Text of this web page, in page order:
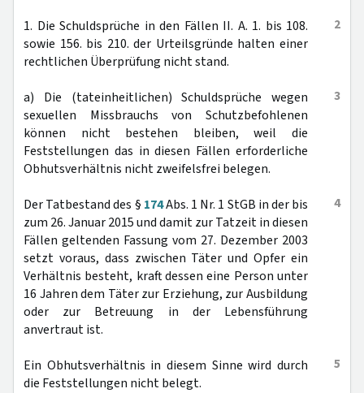
2
1. Die Schuldsprüche in den Fällen II. A. 1. bis 108.
sowie 156. bis 210. der Urteilsgründe halten einer
rechtlichen Überprüfung nicht stand.
3
a) Die (tateinheitlichen) Schuldsprüche wegen
sexuellen Missbrauchs von Schutzbefohlenen
können nicht bestehen bleiben, weil die
Feststellungen das in diesen Fällen erforderliche
Obhutsverhältnis nicht zweifelsfrei belegen.
4
Der Tatbestand des § 174Abs. 1 Nr. 1 StGB in der bis
zum 26. Januar 2015 und damit zur Tatzeit in diesen
Fällen geltenden Fassung vom 27. Dezember 2003
setzt voraus, dass zwischen Täter und Opfer ein
Verhältnis besteht, kraft dessen eine Person unter
16 Jahren dem Täter zur Erziehung, zur Ausbildung
oder zur Betreuung in der Lebensführung
anvertraut ist.
5
Ein Obhutsverhältnis in diesem Sinne wird durch
die Feststellungen nicht belegt.